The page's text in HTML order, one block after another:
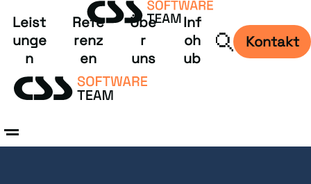
Leist
unge
n
Refe
renz
en
Übe
r
uns
Inf
oh
ub
Kontakt